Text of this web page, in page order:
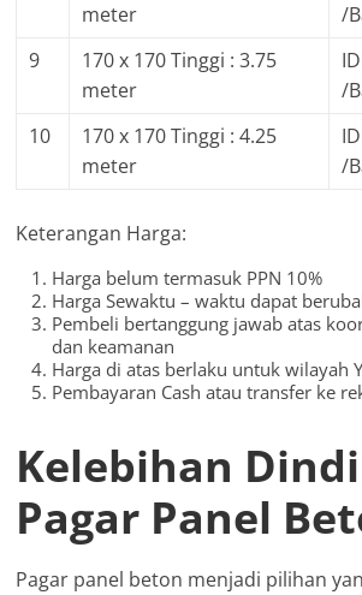
meter
/
9
170 x 170 Tinggi : 3.75
meter
/
10
170 x 170 Tinggi : 4.25
meter
/
Keterangan Harga:
Harga belum termasuk PPN 10%
Harga Sewaktu – waktu dapat
Pembeli bertanggung jawab atas
dan keamanan
Harga di atas berlaku untuk wilayah
Pembayaran Cash atau transfer ke
Kelebihan
Pagar Panel
Pagar panel beton menjadi pilihan